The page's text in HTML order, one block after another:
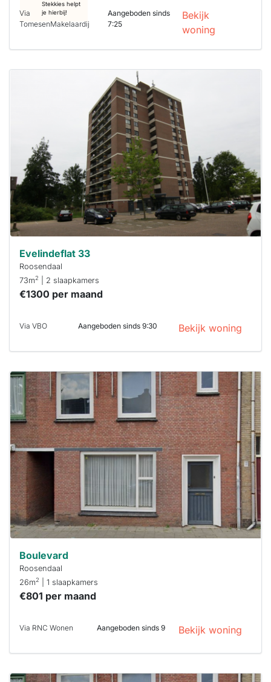
Stekkies helpt
je hierbij!
Via
TomesenMakelaardij
Aangeboden sinds
7:25
Bekijk
woning
binnen 15
minuten
reageren.
Stekkies helpt
je hierbij!
Evelindeflat 33
Roosendaal
73m2 | 2 slaapkamers
€1300 per maand
Via VBO Aangeboden sinds 9:30 Bekijk woning
Deze woning
is
waarschijnlijk
al verhuurd
Om kans te
maken moet je
binnen 15
minuten
reageren.
Stekkies helpt
je hierbij!
Boulevard
Roosendaal
26m2 | 1 slaapkamers
€801 per maand
Via RNC Wonen Aangeboden sinds 9 Bekijk woning